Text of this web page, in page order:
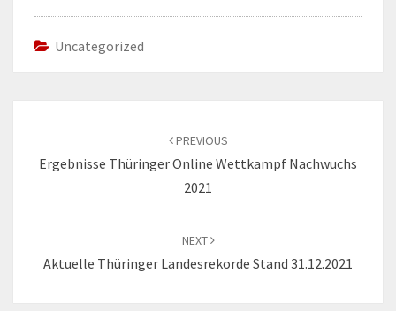
Uncategorized
PREVIOUS
Ergebnisse Thüringer Online Wettkampf Nachwuchs
2021
NEXT
Aktuelle Thüringer Landesrekorde Stand 31.12.2021